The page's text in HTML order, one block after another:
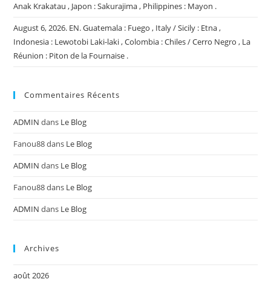
Anak Krakatau , Japon : Sakurajima , Philippines : Mayon .
August 6, 2026. EN. Guatemala : Fuego , Italy / Sicily : Etna ,
Indonesia : Lewotobi Laki-laki , Colombia : Chiles / Cerro Negro , La
Réunion : Piton de la Fournaise .
Commentaires Récents
ADMIN dans Le Blog
Fanou88dans Le Blog
ADMIN dans Le Blog
Fanou88dans Le Blog
ADMIN dans Le Blog
Archives
août 2026